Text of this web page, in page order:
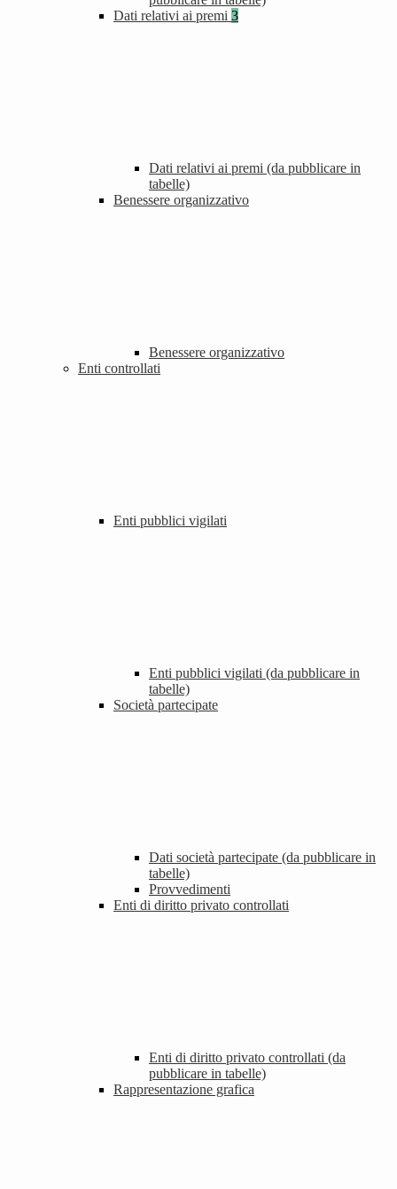
Dati relativi ai premi 3
Dati relativi ai premi (da pubblicare in
tabelle)
Benessere organizzativo
Benessere organizzativo
Enti controllati
Enti pubblici vigilati
Enti pubblici vigilati (da pubblicare in
tabelle)
Società partecipate
Dati società partecipate (da pubblicare in
tabelle)
Provvedimenti
Enti di diritto privato controllati
Enti di diritto privato controllati (da
pubblicare in tabelle)
Rappresentazione grafica